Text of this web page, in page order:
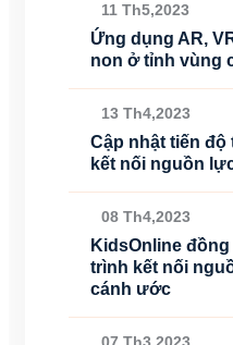
11 Th5,2023
Ứng dụng AR,
non ở tỉnh vùng
13 Th4,2023
Cập nhật tiến
kết nối nguồn
08 Th4,2023
KidsOnline
trình kết nối
cánh ước